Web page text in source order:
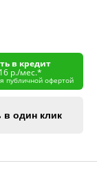
в кредит
р./мес.*
публичной офертой
в один клик